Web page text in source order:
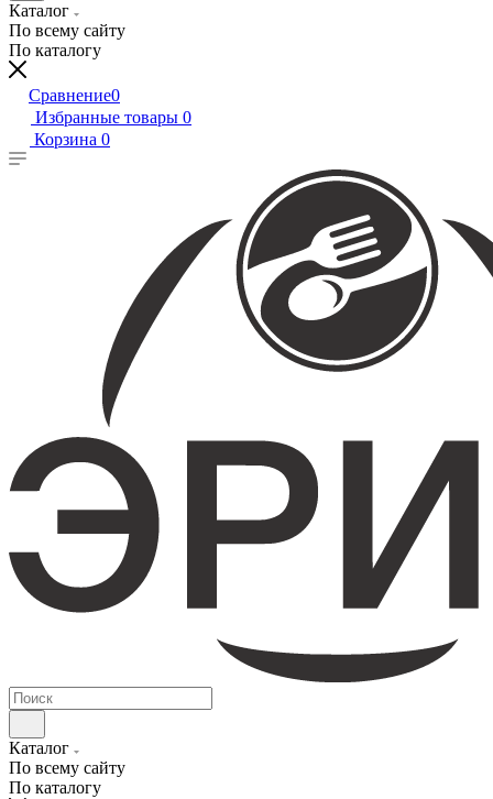
Каталог
По всему сайту
По каталогу
Сравнение0
Избранные товары 0
Корзина 0
Каталог
По всему сайту
По каталогу